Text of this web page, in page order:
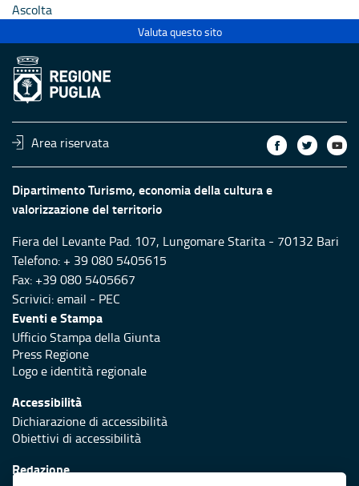
Ascolta
Valuta questo sito
Area riservata
Dipartimento Turismo, economia della cultura e
valorizzazione del territorio
Fiera del Levante Pad. 107, Lungomare Starita - 70132 Bari
Telefono: + 39 080 5405615
Fax: +39 080 5405667
Scrivici:email - PEC
Eventi e Stampa
Ufficio Stampa della Giunta
Press Regione
Logo e identità regionale
Accessibilità
Dichiarazione di accessibilità
Obiettivi di accessibilità
Redazione